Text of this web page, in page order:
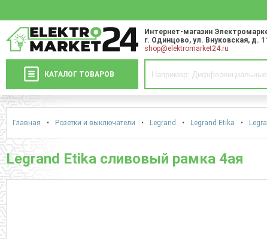
Интернет-магазин
г. Одинцово, ул. Внуковская, д.
shop@elektromarket24.ru
КАТАЛОГ ТОВАРОВ
Главная • Розетки и выключатели • Legrand • Legrand Etika •
Legrand Etika сливовый рамка 4ая